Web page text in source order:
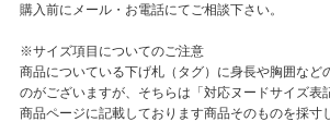
購入前にメール・お電話にてご相談下さい。
※サイズ項目についてのご注意
商品についている下げ札（タグ）に身長や胸囲など
のがございますが、そちらは「対応ヌードサイズ表
商品ページに記載しております商品そのものを採寸